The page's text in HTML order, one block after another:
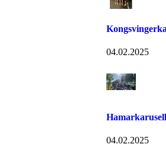
04.02.2025
04.02.2025